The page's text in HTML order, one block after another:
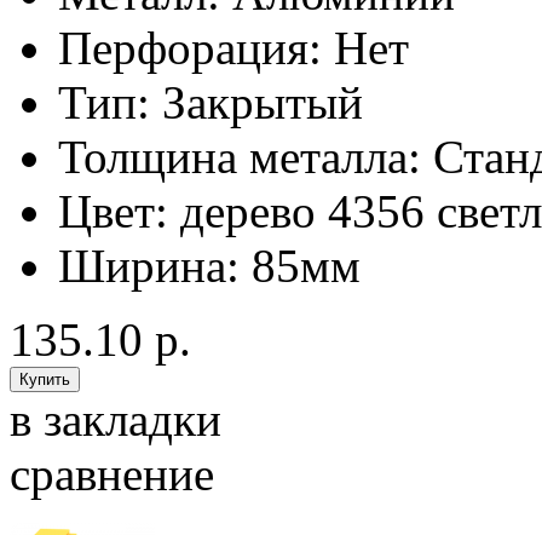
Перфорация: Нет
Тип: Закрытый
Толщина металла:
Цвет: дерево 4356
Ширина: 85мм
135.10 р.
в закладки
сравнение